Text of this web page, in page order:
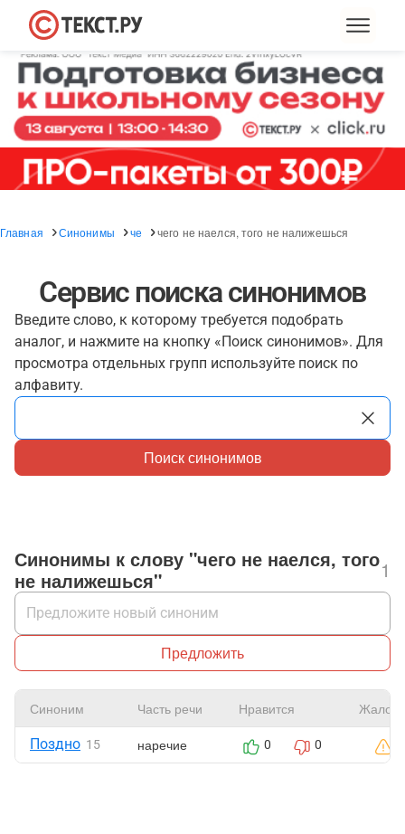
Главная Синонимы че чего не наелся, того не налижешься
Сервис поиска синонимов
Введите слово, к которому требуется подобрать
аналог, и нажмите на кнопку «Поиск синонимов». Для
просмотра отдельных групп используйте поиск по
алфавиту.
Поиск синонимов
Синонимы к слову "чего не наелся, того
не налижешься"
1
Предложить
Синоним Часть речи Нравится
Поздно 15 наречие 0 0